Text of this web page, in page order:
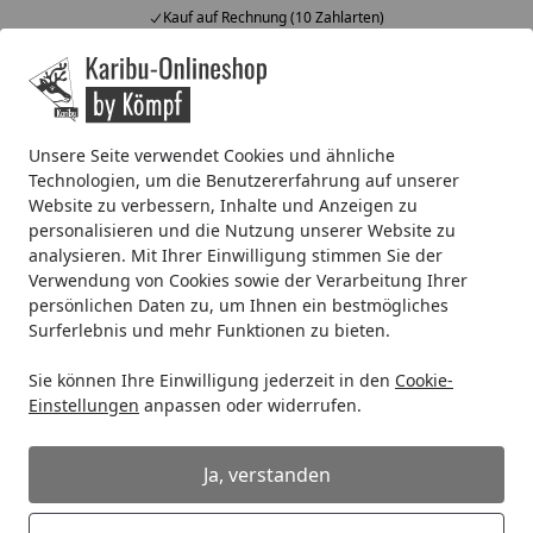
Unsere Seite verwendet Cookies und ähnliche
Technologien, um die Benutzererfahrung auf unserer
Website zu verbessern, Inhalte und Anzeigen zu
personalisieren und die Nutzung unserer Website zu
analysieren. Mit Ihrer Einwilligung stimmen Sie der
Verwendung von Cookies sowie der Verarbeitung Ihrer
persönlichen Daten zu, um Ihnen ein bestmögliches
Surferlebnis und mehr Funktionen zu bieten.
Sie können Ihre Einwilligung jederzeit in den Cookie-
Einstellungen anpassen oder widerrufen.
Ja, verstanden
Kauf auf Rechnung (10 Zahlarten)
Alle Produkte
Mein Konto
Startseite
Metall Dachrinnenset 346KA für Walmdächer bis 4 x 600 cm
Metall Dachrinnenset 346KA für
Walmdächer bis 4 x 600 cm